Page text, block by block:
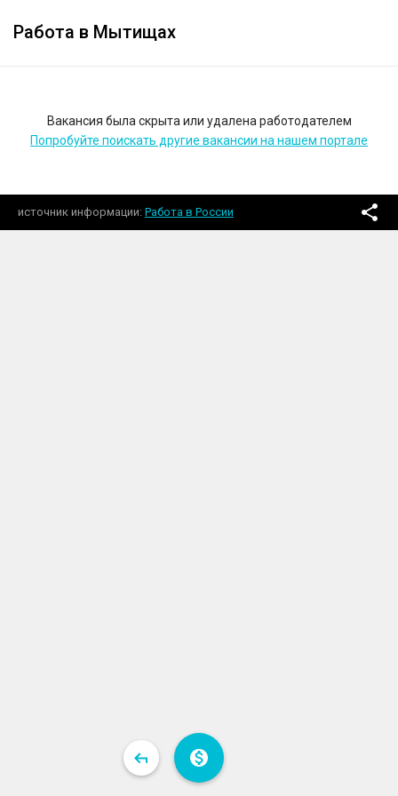
Работа в Мытищах
Вакансия была скрыта или удалена работодателем
Попробуйте поискать другие вакансии на нашем портале
источник информации Работа в России